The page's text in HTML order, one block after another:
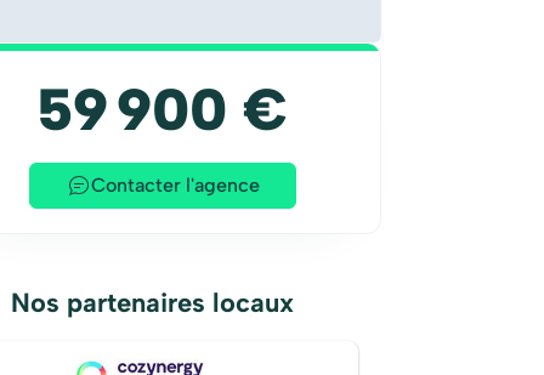
59 900 €
Contacter l'agence
Nos partenaires locaux